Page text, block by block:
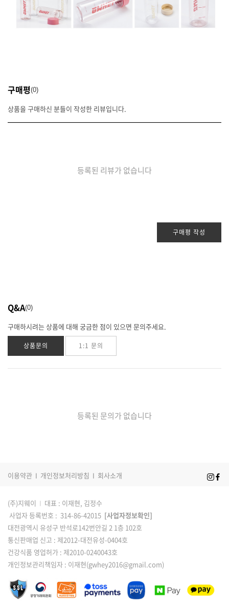
구매평 0
상품을 구매하신 분들이 작성한 리뷰입니다.
등록된 리뷰가 없습니다
구매평 작성
Q&A 0
구매하시려는 상품에 대해 궁금한 점이 있으면 문의주세요.
상품문의 1:1 문의
등록된 문의가 없습니다
이용약관 I 개인정보처리방침 I 회사소개
(주)지웨이 I 대표 : 이재현, 김정수
사업자 등록번호 : 314-86-42015 [사업자정보확인]
대전광역시 유성구 반석로142번안길 2 1층 102호
통신판매업 신고 : 제2012-대전유성-0404호
건강식품 영업허가 : 제2010-0240043호
개인정보관리책임자 : 이재현(gwhey2016@gmail.com)